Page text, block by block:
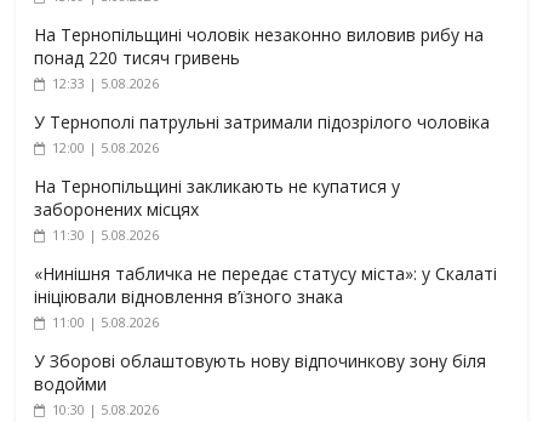
На Тернопільщині чоловік незаконно виловив рибу на
понад 220 тисяч гривень
12:33 | 5.08.2026
У Тернополі патрульні затримали підозрілого чоловіка
12:00 | 5.08.2026
На Тернопільщині закликають не купатися у
заборонених місцях
11:30 | 5.08.2026
«Нинішня табличка не передає статусу міста»: у Скалаті
ініціювали відновлення в’їзного знака
11:00 | 5.08.2026
У Зборові облаштовують нову відпочинкову зону біля
водойми
10:30 | 5.08.2026